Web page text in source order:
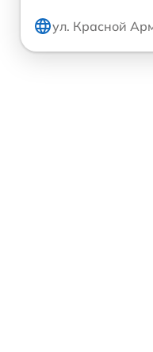
ул. Красной